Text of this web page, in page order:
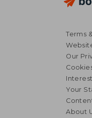
Terms
Our
Your
About